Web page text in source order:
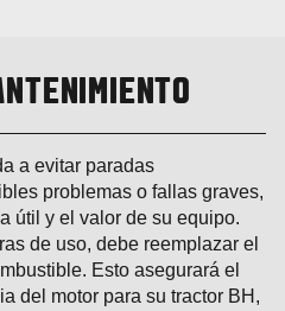
a evitar paradas
problemas o fallas graves,
útil y el valor de su equipo.
de uso, debe reemplazar el
Esto asegurará el
del motor para su tractor BH,